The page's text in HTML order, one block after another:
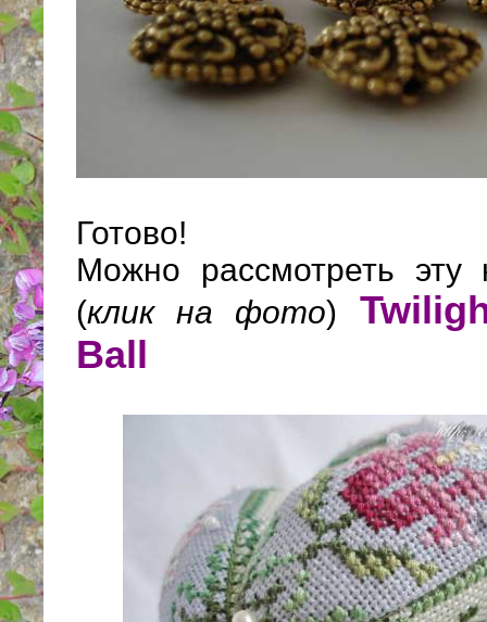
Готово!
Можно рассмотреть эту
(клик на фото)
Ball